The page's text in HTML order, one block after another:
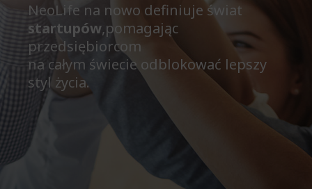
NeoLife na nowo definiuje świat
startupów,pomagając
przedsiębiorcom
na całym świecie odblokować lepszy
styl życia.